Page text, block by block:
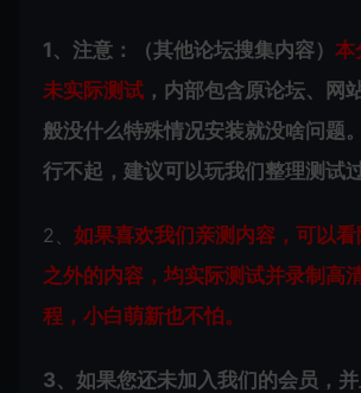
1、注意：（其他论坛搜集内容） 本
未实际测试 ，内部包含原论坛、网
般没什么特殊情况安装就没啥问题
行不起，建议可以玩我们整理测试
2、 如果喜欢我们亲测内容，可以
之外的内容，均实际测试并录制高
程，小白萌新也不怕。
3、如果您还未加入我们的会员，